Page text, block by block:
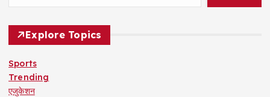
Explore Topics
Sports
Trending
एजुकेशन